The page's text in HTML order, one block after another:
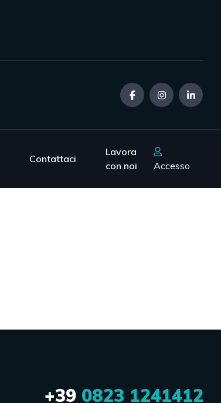
Contattaci
Lavora
con noi
Accesso
+390823 1241412